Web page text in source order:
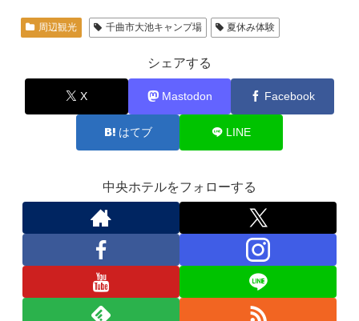
周辺観光 千曲市大池キャンプ場 夏休み体験
シェアする
X Mastodon Facebook
はてブ LINE
中央ホテルをフォローする